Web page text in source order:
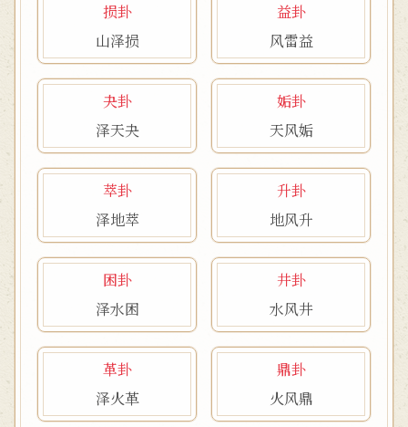
损卦
山泽损
益卦
风雷益
夬卦
泽天夬
姤卦
天风姤
萃卦
泽地萃
升卦
地风升
困卦
泽水困
井卦
水风井
革卦
泽火革
鼎卦
火风鼎